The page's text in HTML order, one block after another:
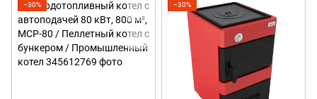
−30% −30%